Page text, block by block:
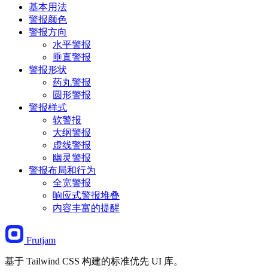
基本用法
警报颜色
警报方向
水平警报
垂直警报
警报形状
药丸警报
圆形警报
警报样式
软警报
大纲警报
虚线警报
幽灵警报
警报布局和行为
全宽警报
响应式警报堆叠
内容丰富的提醒
Frutjam
基于 Tailwind CSS 构建的标准优先 UI 库。